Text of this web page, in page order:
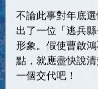
不論此事對年底
出了一位「逃兵
形象。假使曹啟
點，就應盡快說
一個交代吧！